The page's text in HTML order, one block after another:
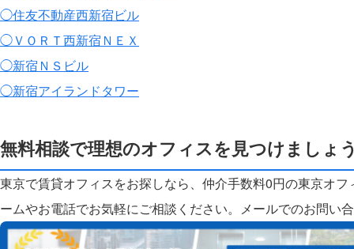
◯住友不動産西新宿ビル
◯ＶＯＲＴ西新宿ＮＥＸ
◯新宿ＮＳビル
◯新宿アイランドタワー
無料相談で理想のオフィスを見つけましょ
東京で賃貸オフィスをお探しなら、仲介手数料0円の東京オ
ームやお電話でお気軽にご相談ください。 メールでのお問い